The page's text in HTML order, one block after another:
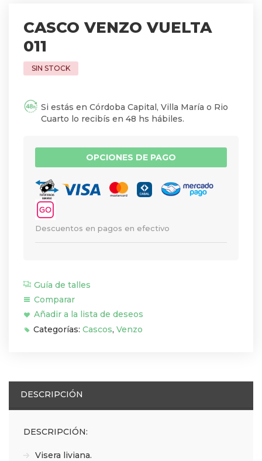
CASCO VENZO VUELTA
011
Guía de talles
Comparar
Añadir a la lista de deseos
Categorías: Cascos, Venzo
OPCIONES DE PAGO
Descuentos en pagos en efectivo
Si estás en Córdoba Capital, Villa María o Rio
Cuarto lo recibís en 48 hs hábiles.
DESCRIPCIÓN
DESCRIPCIÓN:
Visera liviana.